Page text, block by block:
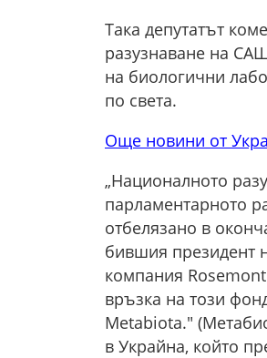
Така депутатът
разузнаване на
на биологични
по света.
Още новини от
„Националното
парламентарното
отбелязано в
бившия президент
компания
връзка на този
Metabiota."
в Украйна, който